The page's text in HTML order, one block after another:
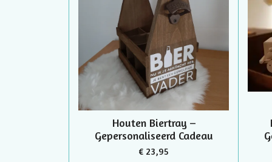
Houten Biertray –
Gepersonaliseerd Cadeau
€ 23,95